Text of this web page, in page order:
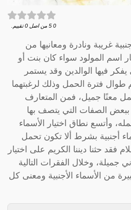
0
5 من اصل 0 تقييم.
غريبة ونادرة ومعانيها من
اسم المولود سواء كان بنت أو
فيها الوالدين وقد يستمر
طوال فترة الحمل وذلك لرغبتهما
معنًا جميل، فمن المتعارف
ببعض الصفات التي يتصف بها
وأتسع نطاق اختيار الأسماء
أجنبية بشرط ألا تكون تحمل
فقد حثنا ديننا الكريم على اختيار
جميلة، وخلال الفقرات التالية
من الأسماء الأجنبية ومعنى كل